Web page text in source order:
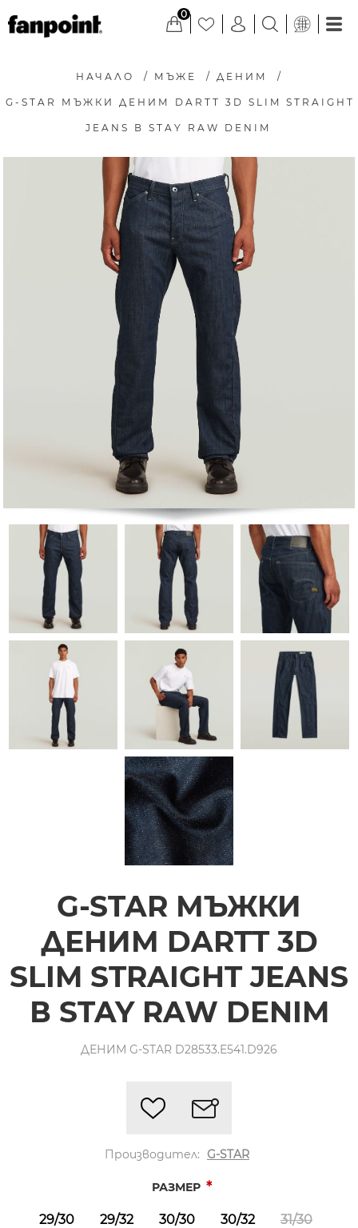
0
НАЧАЛО / МЪЖЕ / ДЕНИМ /
G-STAR МЪЖКИ ДЕНИМ DARTT 3D SLIM STRAIGHT
JEANS В STAY RAW DENIM
G-STAR МЪЖКИ
ДЕНИМ DARTT 3D
SLIM STRAIGHT JEANS
В STAY RAW DENIM
ДЕНИМ G-STAR D28533.E541.D926
Производител: G-STAR
РАЗМЕР *
29/30 29/32 30/30 30/32 31/30